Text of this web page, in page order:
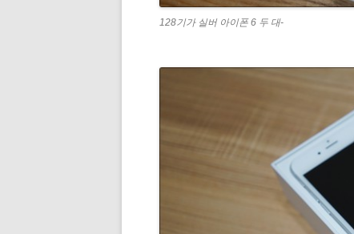
128기가 실버 아이폰 6 두 대-